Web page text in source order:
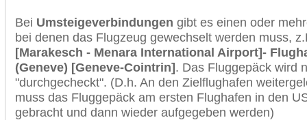
Bei Umsteigeverbindungen gibt es einen oder
bei denen das Flugzeug gewechselt werden muss,
[Marakesch - Menara International Airport]-
(Geneve) [Geneve-Cointrin]. Das Fluggepäck wird
"durchgecheckt". (D.h. An den Zielflughafen
muss das Fluggepäck am ersten Flughafen in den
gebracht und dann wieder aufgegeben werden)